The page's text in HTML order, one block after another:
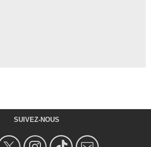
SUIVEZ-NOUS